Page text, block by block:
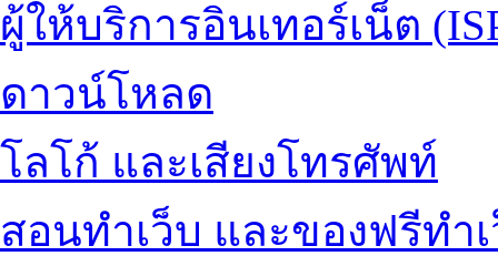
ผู้ให้บริการอินเทอร์เน็ต
ดาวน์โหลด
โลโก้ และเสียงโทรศัพท์
สอนทำเว็บ และของฟรีทำ